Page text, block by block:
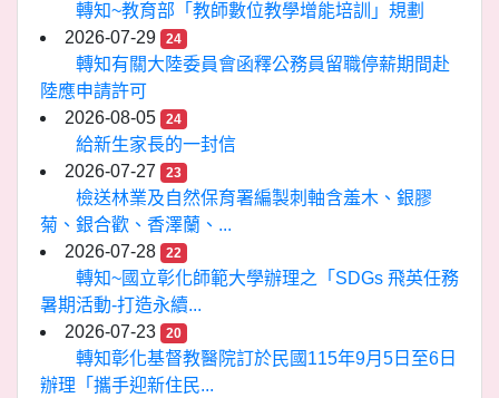
轉知~教育部「教師數位教學增能培訓」規劃
2026-07-29
24
轉知有關大陸委員會函釋公務員留職停薪期間赴
陸應申請許可
2026-08-05
24
給新生家長的一封信
2026-07-27
23
檢送林業及自然保育署編製刺軸含羞木、銀膠
菊、銀合歡、香澤蘭、...
2026-07-28
22
轉知~國立彰化師範大學辦理之「SDGs 飛英任務
暑期活動-打造永續...
2026-07-23
20
轉知彰化基督教醫院訂於民國115年9月5日至6日
辦理「攜手迎新住民...